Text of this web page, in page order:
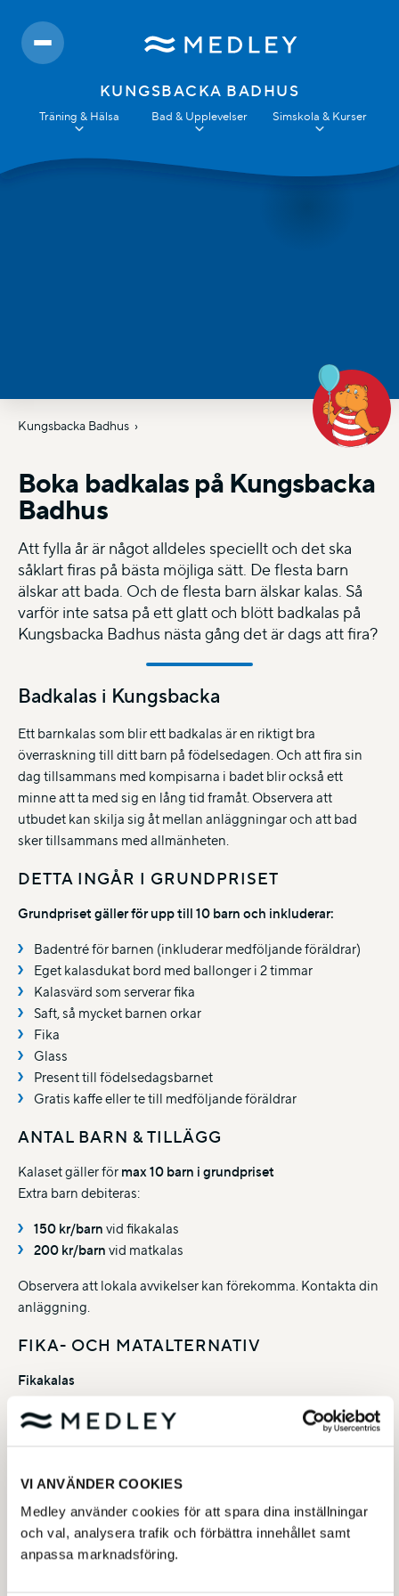
VI ANVÄNDER COOKIES
Medley använder cookies för att spara dina inställningar
och val, analysera trafik och förbättra innehållet samt
anpassa marknadsföring.
KUNGSBACKA BADHUS
Träning & Hälsa Bad & Upplevelser Simskola & Kurser
Kungsbacka Badhus
Boka badkalas på Kungsbacka
Badhus
Att fylla år är något alldeles speciellt och det ska
såklart firas på bästa möjliga sätt. De flesta barn
älskar att bada. Och de flesta barn älskar kalas. Så
varför inte satsa på ett glatt och blött badkalas på
Kungsbacka Badhus nästa gång det är dags att fira?
Badkalas i Kungsbacka
Ett barnkalas som blir ett badkalas är en riktigt bra
överraskning till ditt barn på födelsedagen. Och att fira sin
dag tillsammans med kompisarna i badet blir också ett
minne att ta med sig en lång tid framåt. Observera att
utbudet kan skilja sig åt mellan anläggningar och att bad
sker tillsammans med allmänheten.
DETTA INGÅR I GRUNDPRISET
Grundpriset gäller för upp till 10 barn och inkluderar:
Badentré för barnen (inkluderar medföljande föräldrar)
Eget kalasdukat bord med ballonger i 2 timmar
Kalasvärd som serverar fika
Saft, så mycket barnen orkar
Fika
Glass
Present till födelsedagsbarnet
Gratis kaffe eller te till medföljande föräldrar
ANTAL BARN & TILLÄGG
Kalaset gäller förmax 10 barn i grundpriset
Extra barn debiteras:
150 kr/barnvid fikakalas
200 kr/barnvid matkalas
Observera att lokala avvikelser kan förekomma. Kontakta din
anläggning.
FIKA- OCH MATALTERNATIV
Fikakalas
Chokladboll eller kanelbulle
Inkluderar fika enligt ovan
Mat i form av: Två pannkakor eller två korv med bröd
VUXENNÄRVARO & SÄKERHET